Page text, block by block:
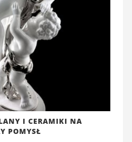
I CERAMIKI NA
POMYSŁ